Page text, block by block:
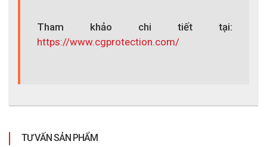
Tham khảo chi tiết tại:
https://www.cgprotection.com/
TƯ VẤN SẢN PHẨM